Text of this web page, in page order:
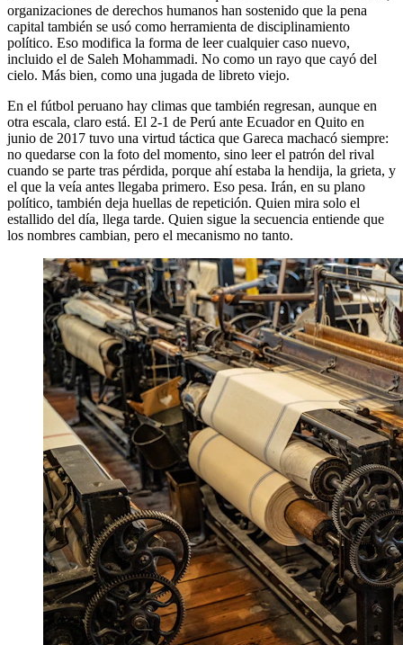
organizaciones de derechos humanos han sostenido que la pena
capital también se usó como herramienta de disciplinamiento
político. Eso modifica la forma de leer cualquier caso nuevo,
incluido el de Saleh Mohammadi. No como un rayo que cayó del
cielo. Más bien, como una jugada de libreto viejo.
En el fútbol peruano hay climas que también regresan, aunque en
otra escala, claro está. El 2-1 de Perú ante Ecuador en Quito en
junio de 2017 tuvo una virtud táctica que Gareca machacó siempre:
no quedarse con la foto del momento, sino leer el patrón del rival
cuando se parte tras pérdida, porque ahí estaba la hendija, la grieta, y
el que la veía antes llegaba primero. Eso pesa. Irán, en su plano
político, también deja huellas de repetición. Quien mira solo el
estallido del día, llega tarde. Quien sigue la secuencia entiende que
los nombres cambian, pero el mecanismo no tanto.